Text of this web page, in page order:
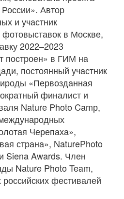
Автор
и участник
фотовыставок в Москве,
2022–2023
построен» в ГИМ на
постоянный участник
«Первозданная
финалист и
Nature Photo Camр,
Черепаха»,
страна», NaturePhoto
Siena Awards. Член
Nature Photo Team,
российских фестивалей